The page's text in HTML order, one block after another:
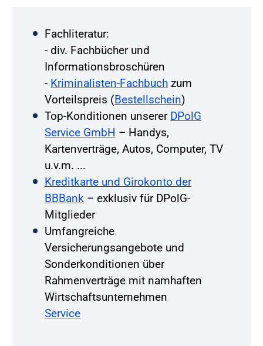
Fachliteratur:
- div. Fachbücher und
Informationsbroschüren
- Kriminalisten-Fachbuch zum
Vorteilspreis (Bestellschein)
Top-Konditionen unserer DPolG
Service GmbH – Handys,
Kartenverträge, Autos, Computer, TV
u.v.m. ...
Kreditkarte und Girokonto der
BBBank – exklusiv für DPolG-
Mitglieder
Umfangreiche
Versicherungsangebote und
Sonderkonditionen über
Rahmenverträge mit namhaften
Wirtschaftsunternehmen
Service